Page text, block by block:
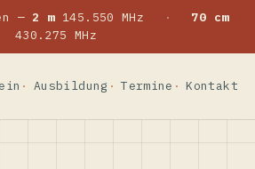
— 2 m145.550 MHz ·
70 cm
430.275 MHz
Ausbildung Termine Kontakt